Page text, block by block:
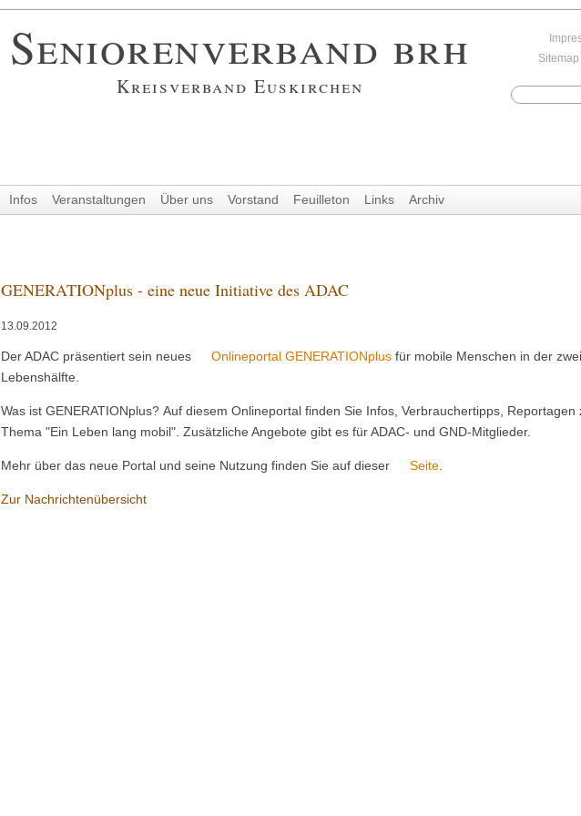
Seniorenverband brh
Kreisverband Euskirchen
Infos Veranstaltungen Über uns Vorstand Feuilleton Links Archiv
Sitemap
GENERATIONplus - eine neue Initiative des ADAC
13.09.2012
Der ADAC präsentiert sein neues Onlineportal GENERATIONplus für mobile Menschen in der
Lebenshälfte.
Was ist GENERATIONplus? Auf diesem Onlineportal finden Sie Infos, Verbrauchertipps, Reportagen
Thema "Ein Leben lang mobil". Zusätzliche Angebote gibt es für ADAC- und GND-Mitglieder.
Mehr über das neue Portal und seine Nutzung finden Sie auf dieser Seite
Zur Nachrichtenübersicht